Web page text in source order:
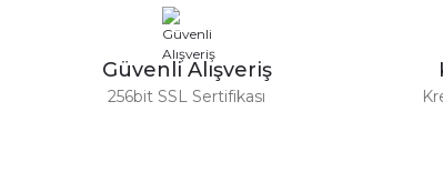
Güvenli Alışveriş
256bit SSL Sertifikası